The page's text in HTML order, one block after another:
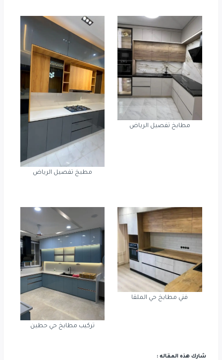
مطابخ تفصيل الرياض
مطبخ تفصيل الرياض
فني مطابخ حي الملقا
تركيب مطابخ حي حطين
شارك هذه المقاله :